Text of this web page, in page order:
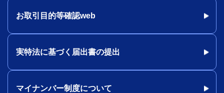
お取引目的等確認web
実特法に基づく届出書の提出
マイナンバー制度について